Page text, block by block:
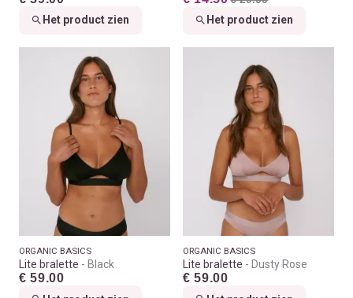
Het product zien
Het product zien
ORGANIC BASICS
Lite bralette Black
€ 59.00
ORGANIC BASICS
Lite bralette Dusty Rose
€ 59.00